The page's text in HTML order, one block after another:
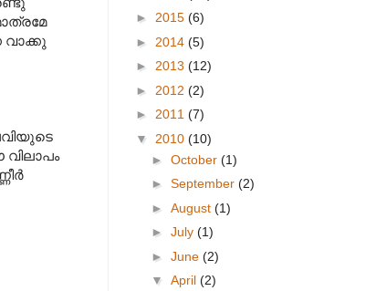
വാക്കു
► 2015 (6)
► 2014 (5)
► 2013 (12)
► 2012 (2)
► 2011 (7)
▼ 2010 (10)
► October (1)
► September (2)
► August (1)
► July (1)
► June (2)
▼ April (2)